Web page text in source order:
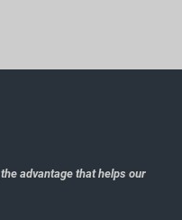
the advantage that helps our